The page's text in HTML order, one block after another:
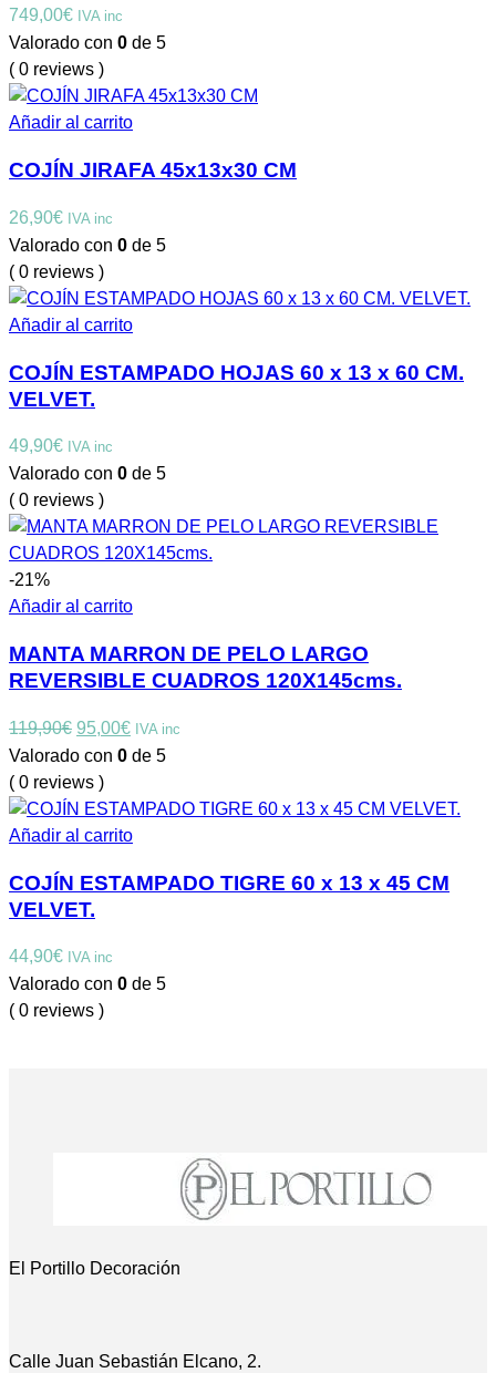
749,00€ IVA inc
Valorado con 0 de 5
( 0 reviews )
Añadir al carrito
COJÍN JIRAFA 45x13x30 CM
26,90€ IVA inc
Valorado con 0 de 5
( 0 reviews )
Añadir al carrito
COJÍN ESTAMPADO HOJAS 60 x 13 x 60 CM.
VELVET.
49,90€ IVA inc
Valorado con 0 de 5
( 0 reviews )
-21%
Añadir al carrito
MANTA MARRON DE PELO LARGO
REVERSIBLE CUADROS 120X145cms.
119,90€ El
precio
original
era:
119,90€.
95,00€El
precio
es:
95,00€.
IVA inc
Valorado con 0 de 5
( 0 reviews )
Añadir al carrito
COJÍN ESTAMPADO TIGRE 60 x 13 x 45 CM
VELVET.
44,90€ IVA inc
Valorado con 0 de 5
( 0 reviews )
El Portillo Decoración
Calle Juan Sebastián Elcano, 2.